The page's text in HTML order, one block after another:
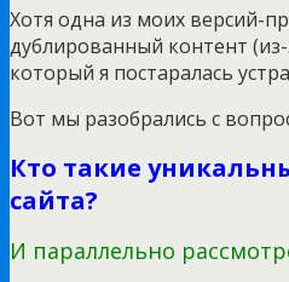
Хотя одна из моих версий-
дублированный контент
который я постаралась
Вот мы разобрались с
Кто такие
сайта?
И параллельно